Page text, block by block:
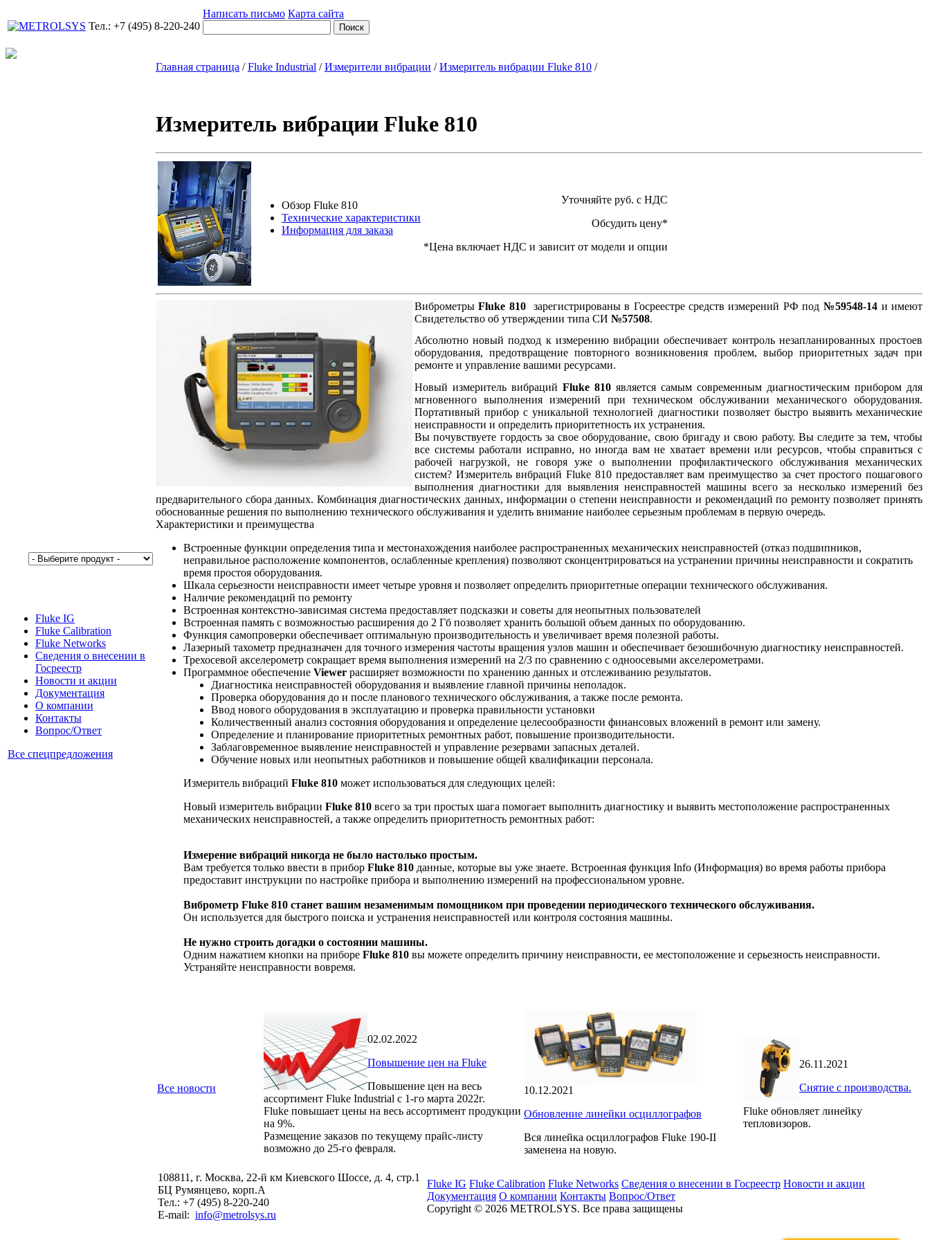
Тел.: +7 (495) 8-220-240
Написать письмо Карта сайта
Fluke IG
Fluke Calibration
Fluke Networks
Сведения о внесении в
Госреестр
Новости и акции
Документация
О компании
Контакты
Вопрос/Ответ
Все спецпредложения
Главная страница /Fluke Industrial /Измерители вибрации /Измеритель вибрации Fluke 810 /
Измеритель вибрации Fluke 810
Обзор Fluke 810
Технические характеристики
Информация для заказа
Уточняйте руб. с НДС
Обсудить цену*
*Цена включает НДС и зависит от модели и опции
ВиброметрыFluke 810зарегистрированы в Госреестре средств измерений РФ под №59548-14 и имеют
Свидетельство об утверждении типа СИ №57508.
Абсолютно новый подход к измерению вибрации обеспечивает контроль незапланированных простоев
оборудования, предотвращение повторного возникновения проблем, выбор приоритетных задач при
ремонте и управление вашими ресурсами.
Новый измеритель вибраций Fluke 810 является самым современным диагностическим прибором для
мгновенного выполнения измерений при техническом обслуживании механического оборудования.
Портативный прибор с уникальной технологией диагностики позволяет быстро выявить механические
неисправности и определить приоритетность их устранения.
Вы почувствуете гордость за свое оборудование, свою бригаду и свою работу. Вы следите за тем, чтобы
все системы работали исправно, но иногда вам не хватает времени или ресурсов, чтобы справиться с
рабочей нагрузкой, не говоря уже о выполнении профилактического обслуживания механических
систем? Измеритель вибраций Fluke 810 предоставляет вам преимущество за счет простого пошагового
выполнения диагностики для выявления неисправностей машины всего за несколько измерений без
предварительного сбора данных. Комбинация диагностических данных, информации о степени неисправности и рекомендаций по ремонту позволяет принять
обоснованные решения по выполнению технического обслуживания и уделить внимание наиболее серьезным проблемам в первую очередь.
Характеристики и преимущества
Встроенные функции определения типа и местонахождения наиболее распространенных механических неисправностей (отказ подшипников,
неправильное расположение компонентов, ослабленные крепления) позволяют сконцентрироваться на устранении причины неисправности и сократить
время простоя оборудования.
Шкала серьезности неисправности имеет четыре уровня и позволяет определить приоритетные операции технического обслуживания.
Наличие рекомендаций по ремонту
Встроенная контекстно-зависимая система предоставляет подсказки и советы для неопытных пользователей
Встроенная память с возможностью расширения до 2 Гб позволяет хранить большой объем данных по оборудованию.
Функция самопроверки обеспечивает оптимальную производительность и увеличивает время полезной работы.
Лазерный тахометр предназначен для точного измерения частоты вращения узлов машин и обеспечивает безошибочную диагностику неисправностей.
Трехосевой акселерометр сокращает время выполнения измерений на 2/3 по сравнению с одноосевыми акселерометрами.
Программное обеспечение Viewer расширяет возможности по хранению данных и отслеживанию результатов.
Диагностика неисправностей оборудования и выявление главной причины неполадок.
Проверка оборудования до и после планового технического обслуживания, а также после ремонта.
Ввод нового оборудования в эксплуатацию и проверка правильности установки
Количественный анализ состояния оборудования и определение целесообразности финансовых вложений в ремонт или замену.
Определение и планирование приоритетных ремонтных работ, повышение производительности.
Заблаговременное выявление неисправностей и управление резервами запасных деталей.
Обучение новых или неопытных работников и повышение общей квалификации персонала.
Измеритель вибраций Fluke 810 может использоваться для следующих целей:
Новый измеритель вибрации Fluke 810 всего за три простых шага помогает выполнить диагностику и выявить местоположение распространенных
механических неисправностей, а также определить приоритетность ремонтных работ:
Измерение вибраций никогда не было настолько простым.
Вам требуется только ввести в прибор Fluke 810 данные, которые вы уже знаете. Встроенная функция Info (Информация) во время работы прибора
предоставит инструкции по настройке прибора и выполнению измерений на профессиональном уровне.
Виброметр Fluke 810 станет вашим незаменимым помощником при проведении периодического технического обслуживания.
Он используется для быстрого поиска и устранения неисправностей или контроля состояния машины.
Не нужно строить догадки о состоянии машины.
Одним нажатием кнопки на приборе Fluke 810 вы можете определить причину неисправности, ее местоположение и серьезность неисправности.
Устраняйте неисправности вовремя.
Все новости
02.02.2022
Повышение цен на Fluke
Повышение цен на весь
ассортимент Fluke Industrial с 1-го марта 2022г.
Fluke повышает цены на весь ассортимент продукции
на 9%.
Размещение заказов по текущему прайс-листу
возможно до 25-го февраля.
10.12.2021
Обновление линейки осциллографов
Вся линейка осциллографов Fluke 190-II
заменена на новую.
26.11.2021
Снятие с производства.
Fluke обновляет линейку
тепловизоров.
108811, г. Москва, 22-й км Киевского Шоссе, д. 4, стр.1
БЦ Румянцево, корп.А
Тел.: +7 (495) 8-220-240
E-mail: info@metrolsys.ru
Fluke IG Fluke Calibration Fluke Networks Сведения о внесении в Госреестр Новости и акции
Документация О компании Контакты Вопрос/Ответ
Copyright © 2026 METROLSYS. Все права защищены